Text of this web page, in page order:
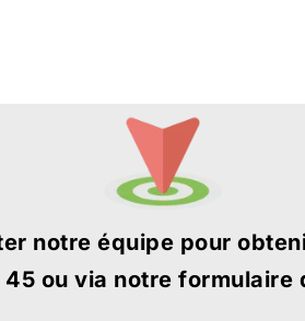
notre équipe pour
ou via notre formulaire